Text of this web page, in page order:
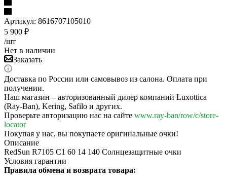
Артикул: 8616707105010
5 900 ₽
/шт
Нет в наличии
Заказать
Доставка по России или самовывоз из салона. Оплата при
получении.
Наш магазин – авторизованный дилер компаний Luxottica
(Ray-Ban), Kering, Safilo и других.
Проверьте авторизацию нас на сайте www.ray-ban/row/c/store-
locator
Покупая у нас, вы покупаете оригинальные очки!
Описание
RedSun R7105 C1 60 14 140 Солнцезащитные очки
Условия гарантии
Правила обмена и возврата товара: